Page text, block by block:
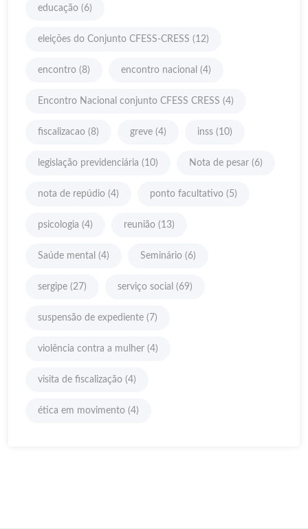
educação (6)
eleições do Conjunto CFESS-CRESS (12)
encontro (8) encontro nacional (4)
Encontro Nacional conjunto CFESS CRESS (4)
fiscalizacao (8) greve (4) inss (10)
legislação previdenciária (10) Nota de pesar (6)
nota de repúdio (4) ponto facultativo (5)
psicologia (4) reunião (13)
Saúde mental (4) Seminário (6)
sergipe (27) serviço social (69)
suspensão de expediente (7)
violência contra a mulher (4)
visita de fiscalização (4)
ética em movimento (4)